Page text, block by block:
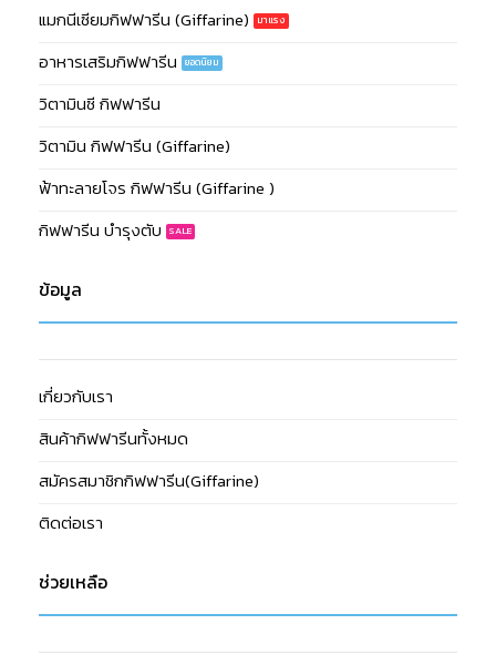
แมกนีเซียมกิฟฟารีน (Giffarine)
อาหารเสริมกิฟฟารีน
วิตามินซี กิฟฟารีน
วิตามิน กิฟฟารีน (Giffarine)
ฟ้าทะลายโจร กิฟฟารีน (Giffarine )
กิฟฟารีน บำรุงตับ
ข้อมูล
เกี่ยวกับเรา
สินค้ากิฟฟารีนทั้งหมด
สมัครสมาชิกกิฟฟารีน(Giffarine)
ติดต่อเรา
ช่วยเหลือ